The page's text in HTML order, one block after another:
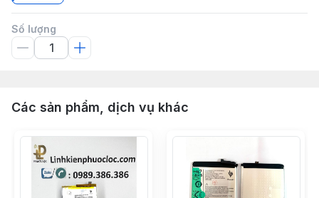
Số lượng
Các sản phẩm, dịch vụ khác